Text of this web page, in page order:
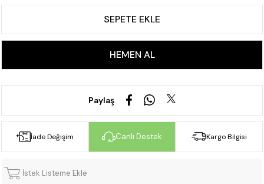
Paylaş
İade Değişim Canlı Destek Kargo Bilgisi
İstek Listeme Ekle